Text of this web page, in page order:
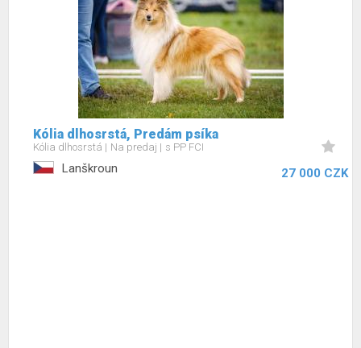
Kólia dlhosrstá, Predám psíka
Kólia dlhosrstá Na predaj s PP FCI
Lanškroun 27 000 CZK